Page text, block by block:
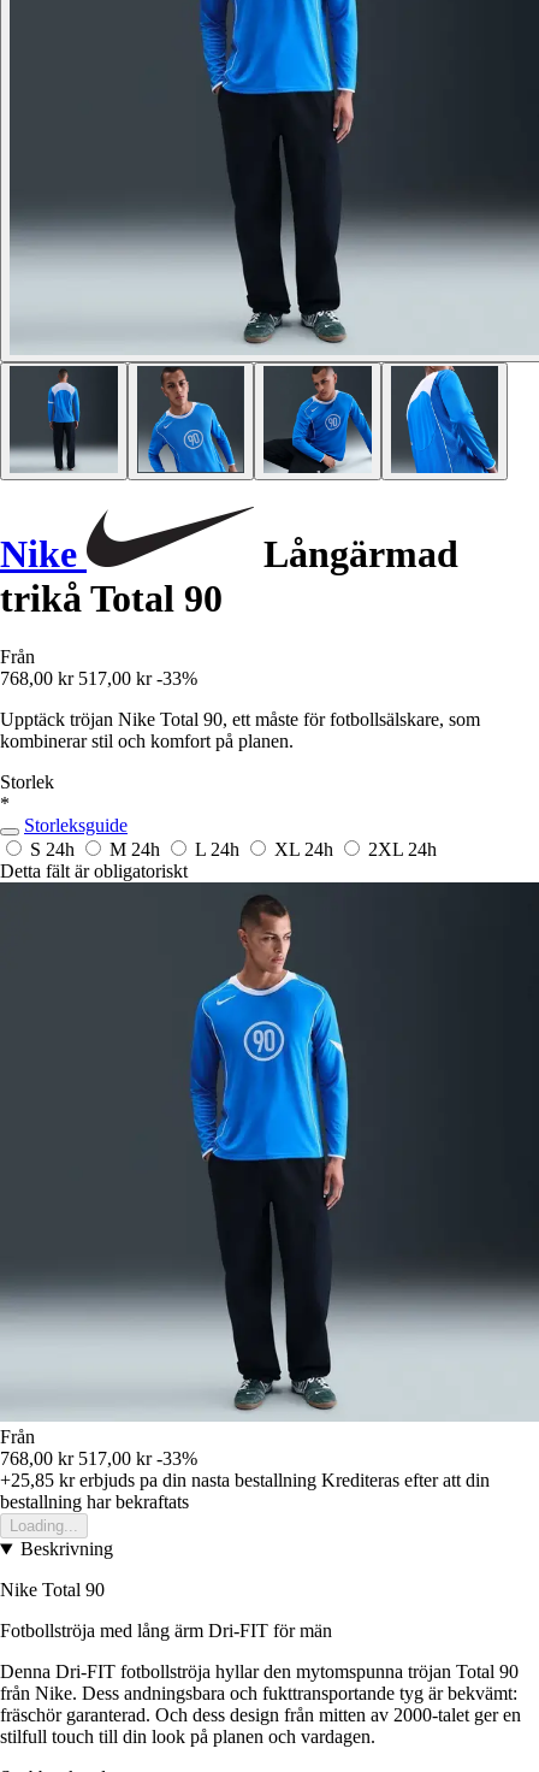
Nike
Långärmad
trikå Total 90
Från
768,00 kr 517,00 kr -33%
Upptäck tröjan Nike Total 90, ett måste för fotbollsälskare, som
kombinerar stil och komfort på planen.
Storlek
*
Storleksguide
S 24h M 24h L 24h XL 24h 2XL 24h
Detta fält är obligatoriskt
Från
768,00 kr 517,00 kr -33%
+25,85 krerbjuds pa din nasta bestallning Krediteras efter att din
bestallning har bekraftats
Loading...
Beskrivning
Nike Total 90
Fotbollströja med lång ärm Dri-FIT för män
Denna Dri-FIT fotbollströja hyllar den mytomspunna tröjan Total 90
från Nike. Dess andningsbara och fukttransportande tyg är bekvämt:
fräschör garanterad. Och dess design från mitten av 2000-talet ger en
stilfull touch till din look på planen och vardagen.